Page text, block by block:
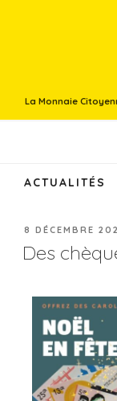
La Monnaie
ACTUALITÉS
8 DÉCEMBRE
Des